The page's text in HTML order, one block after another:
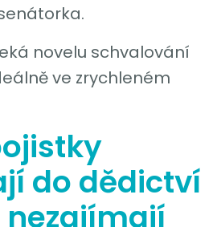
novelu schvalování
ve zrychleném
do dědictví